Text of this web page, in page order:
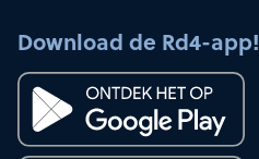
Download de Rd4-app!